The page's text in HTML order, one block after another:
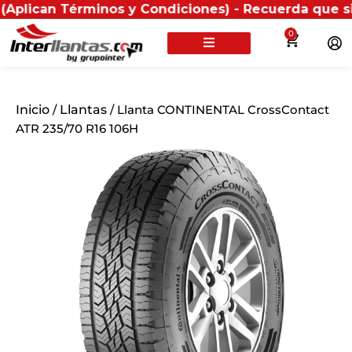
Términos y Condiciones) - Recuerda que si
0
Inicio / Llantas / Llanta CONTINENTAL CrossContact
ATR 235/70 R16 106H